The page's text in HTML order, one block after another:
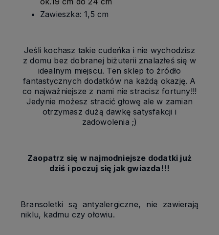
Zawieszka: 1,5 cm
Jeśli kochasz takie cudeńka i nie wychodzisz
z domu bez dobranej biżuterii znalazłeś się w
idealnym miejscu. Ten sklep to źródło
fantastycznych dodatków na każdą okazję. A
co najważniejsze z nami nie stracisz fortuny!!!
Jedynie możesz stracić głowę ale w zamian
otrzymasz dużą dawkę satysfakcji i
zadowolenia ;)
Zaopatrz się w najmodniejsze dodatki już
dziś i poczuj się jak gwiazda!!!
Bransoletki są antyalergiczne, nie zawierają
niklu, kadmu czy ołowiu.